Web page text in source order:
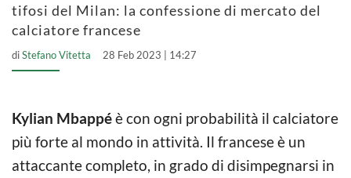
o
tifosi del Milan: la confessione di mercato del
calciatore francese
diStefano Vitetta 28 Feb 2023 | 14:27
Kylian Mbappéè con ogni probabilità il calciatore
più forte al mondo in attività. Il francese è un
attaccante completo, in grado di disimpegnarsi in